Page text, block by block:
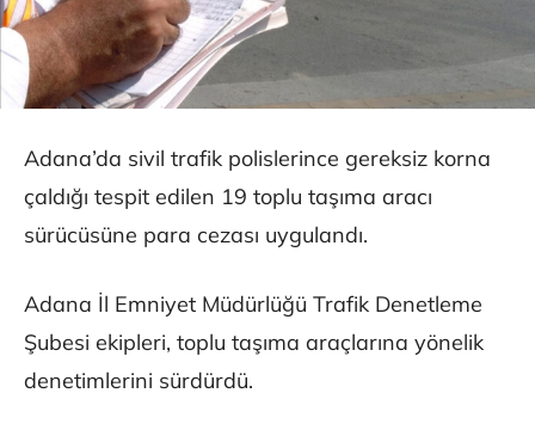
Adana’da sivil trafik polislerince gereksiz korna
çaldığı tespit edilen 19 toplu taşıma aracı
sürücüsüne para cezası uygulandı.
Adana İl Emniyet Müdürlüğü Trafik Denetleme
Şubesi ekipleri, toplu taşıma araçlarına yönelik
denetimlerini sürdürdü.